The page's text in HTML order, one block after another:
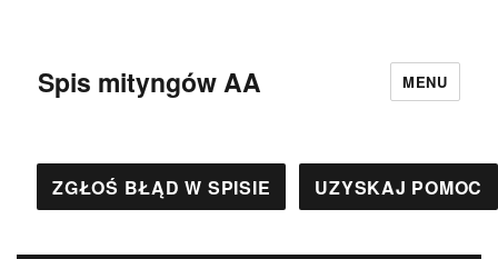
Spis mityngów AA MENU
ZGŁOŚ BŁĄD W SPISIE UZYSKAJ POMOC